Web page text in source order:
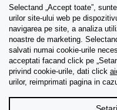
Asistenta
Colectii
Tips & Guides
Selectand „Accept toate”,
urilor site-ului web pe
navigarea pe site, a analiza
noastre de marketing.
salvati numai cookie-urile
acceptati facand click pe
privind cookie-urile, dati click
urilor, reimprimati pagina in